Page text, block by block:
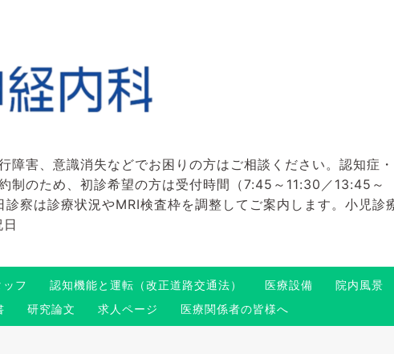
害、意識消失などでお困りの方はご相談ください。認知症
制のため、初診希望の方は受付時間（7:45～11:30／13:45～
察は診療状況やMRI検査枠を調整してご案内します。小児診
ッフ 認知機能と運転（改正道路交通法） 医療設備 院内風景
研究論文 求人ページ 医療関係者の皆様へ